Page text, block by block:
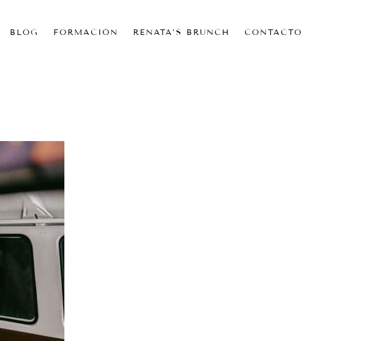
BLOG FORMACIÓN RENATA’S BRUNCH CONTACTO